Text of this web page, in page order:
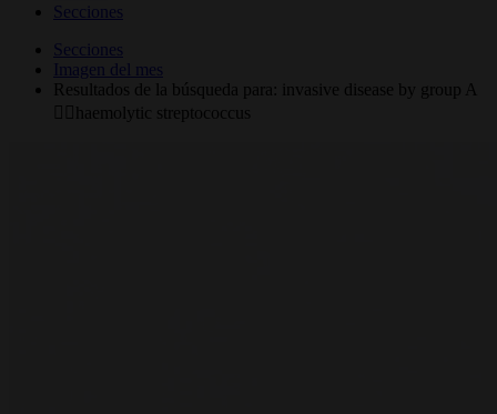
Secciones
Secciones
Imagen del mes
Resultados de la búsqueda para: invasive disease by group A
haemolytic streptococcus